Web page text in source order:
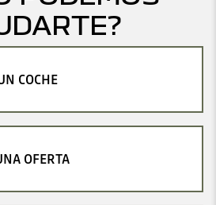
COCHE
OFERTA